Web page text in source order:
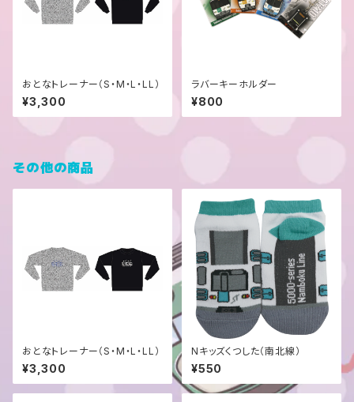
おとなトレーナー（S・M・L・LL）
¥3,300
ラバーキーホルダー
¥800
その他の商品
おとなトレーナー（S・M・L・LL）
¥3,300
Nキッズくつした（南北線）
¥550